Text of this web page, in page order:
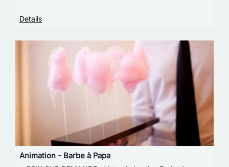
Details
Animation - Barbe à Papa